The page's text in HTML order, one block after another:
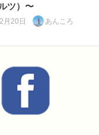
ツ）〜
月20日 あんころ